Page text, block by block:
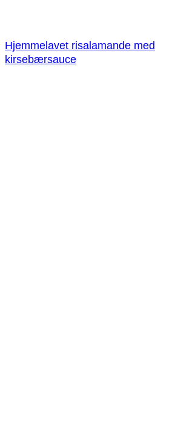
Hjemmelavet risalamande med
kirsebærsauce